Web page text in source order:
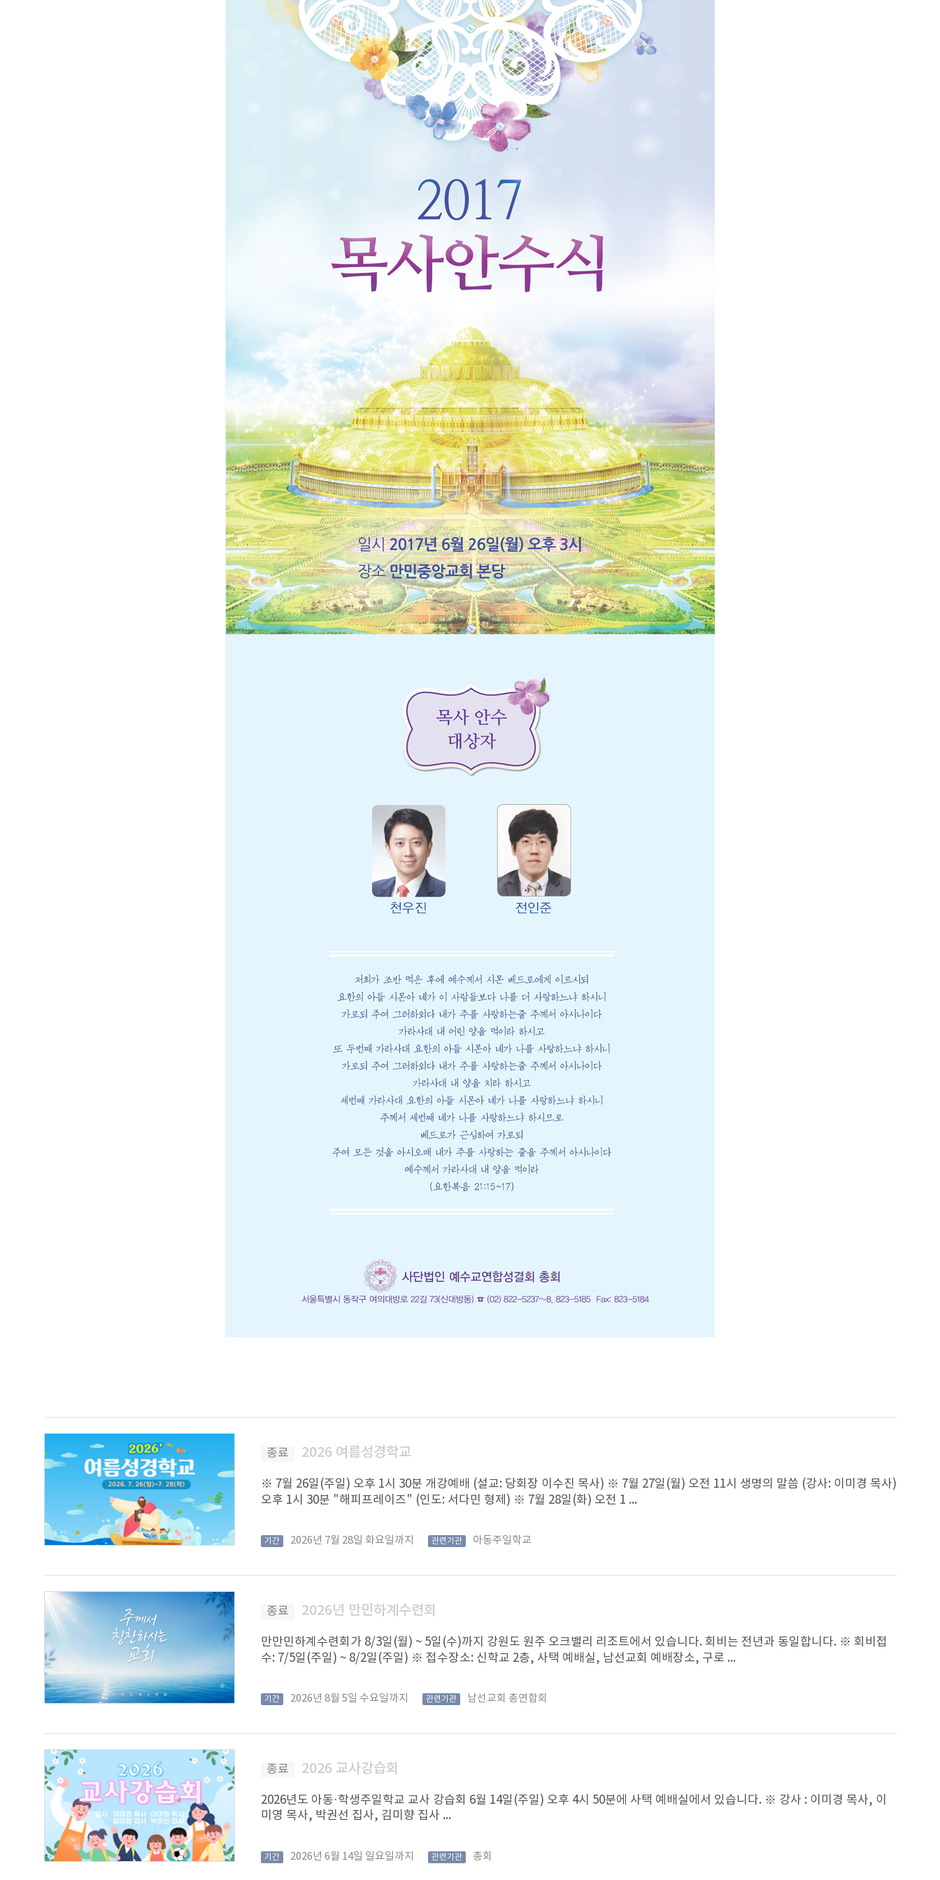
종료 2026 여름성경학교
※ 7월 26일(주일) 오후 1시 30분 개강예배 (설교: 당회장 이수진 목사) ※ 7월 27일(월) 오전 11시 생명의 말씀 (강사: 이미경 목사)
오후 1시 30분 "해피프레이즈" (인도: 서다민 형제) ※ 7월 28일(화) 오전 1 ...
기간 2026년 7월 28일 화요일까지 관련기관 아동주일학교
종료 2026년 만민하계수련회
만만민하계수련회가 8/3일(월) ~ 5일(수)까지 강원도 원주 오크밸리 리조트에서 있습니다. 회비는 전년과 동일합니다. ※ 회비접
수: 7/5일(주일) ~ 8/2일(주일) ※ 접수장소: 신학교 2층, 사택 예배실, 남선교회 예배장소, 구로 ...
기간 2026년 8월 5일 수요일까지 관련기관 남선교회 총연합회
종료 2026 교사강습회
2026년도 아동·학생주일학교 교사 강습회 6월 14일(주일) 오후 4시 50분에 사택 예배실에서 있습니다. ※ 강사 : 이미경 목사, 이
미영 목사, 박권선 집사, 김미향 집사 ...
기간 2026년 6월 14일 일요일까지 관련기관 총회